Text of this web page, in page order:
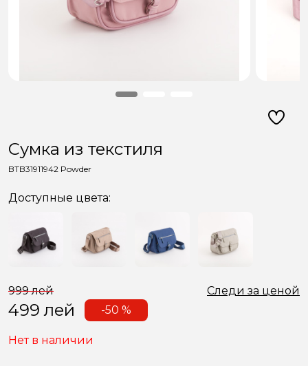
Сумкa из текстиля
BTB31911942 Powder
Доступные цвета:
999 лей Следи за ценой
499лей -50 %
Нет в наличии